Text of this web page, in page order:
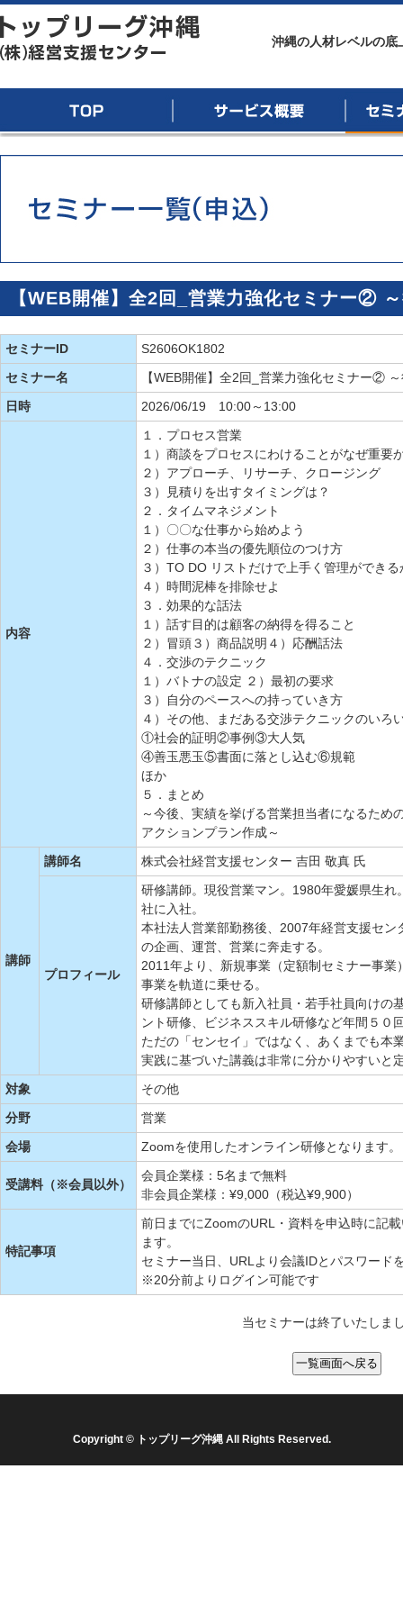
沖縄の人材レベルの底
【WEB開催】全2回_営業力強化セミナー②
セミナーID
S2606OK1802
セミナー名
【WEB開催】全2回_営業力強化セミナー②
日時
2026/06/19 10:00～13:00
内容
１．プロセス営業
１）商談をプロセスにわけることがなぜ重要
２）アプローチ、リサーチ、クロージング
３）見積りを出すタイミングは？
２．タイムマネジメント
１）〇〇な仕事から始めよう
２）仕事の本当の優先順位のつけ方
３）TO DO リストだけで上手く管理ができる
４）時間泥棒を排除せよ
３．効果的な話法
１）話す目的は顧客の納得を得ること
２）冒頭３）商品説明４）応酬話法
４．交渉のテクニック
１）バトナの設定 ２）最初の要求
３）自分のペースへの持っていき方
４）その他、まだある交渉テクニックのいろ
①社会的証明②事例③大人気
④善玉悪玉⑤書面に落とし込む⑥規範
ほか
５．まとめ
～今後、実績を挙げる営業担当者になるため
アクションプラン作成～
講師
講師名 株式会社経営支援センター 吉田 敬真 氏
プロフィール
研修講師。現役営業マン。1980年愛媛県生
社に入社。
本社法人営業部勤務後、2007年経営支援セ
の企画、運営、営業に奔走する。
2011年より、新規事業（定額制セミナー事
事業を軌道に乗せる。
研修講師としても新入社員・若手社員向けの
ント研修、ビジネススキル研修など年間５０
ただの「センセイ」ではなく、あくまでも本
実践に基づいた講義は非常に分かりやすいと
対象
その他
分野
営業
会場
Zoomを使用したオンライン研修となります。
受講料（※会員以外）
会員企業様：5名まで無料
非会員企業様：¥9,000（税込¥9,900）
特記事項
前日までにZoomのURL・資料を申込時に記
ます。
セミナー当日、URLより会議IDとパスワード
※20分前よりログイン可能です
当セミナーは終了いたしま
Copyright © トップリーグ沖縄 All Rights Reserved.